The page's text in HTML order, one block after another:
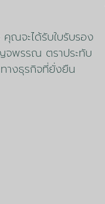
ณจะได้รับใบรับรอง
จพรรณ ตราประทับ
างธุรกิจที่ยั่งยืน